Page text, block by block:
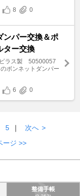
8 0
ンパー交換＆ポ
ター交換
ラス製 50500057
ボンネットダンパー
6 0
5 ｜ 次へ >
ージ >>
整備手帳